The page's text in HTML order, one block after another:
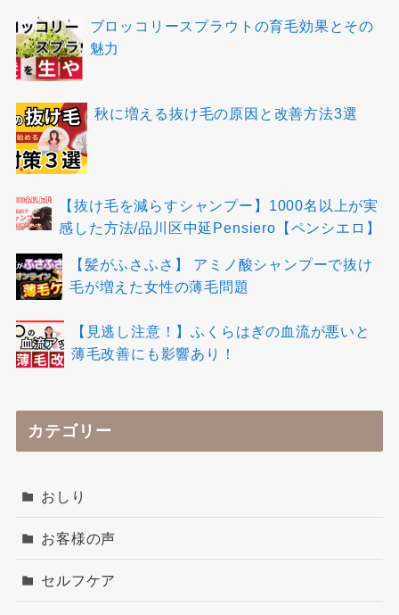
ブロッコリースプラウトの育毛効果とその
魅力
秋に増える抜け毛の原因と改善方法3選
【抜け毛を減らすシャンプー】1000名以上が実
感した方法/品川区中延Pensiero【ペンシエロ】
【髪がふさふさ】 アミノ酸シャンプーで抜け
毛が増えた女性の薄毛問題
【見逃し注意！】ふくらはぎの血流が悪いと
薄毛改善にも影響あり！
カテゴリー
おしり
お客様の声
セルフケア